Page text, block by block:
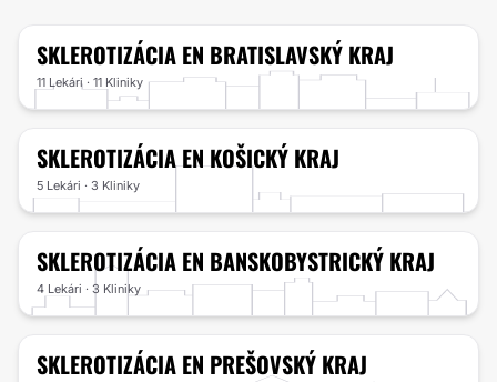
SKLEROTIZÁCIA EN BRATISLAVSKÝ KRAJ
11 Lekári · 11 Kliniky
SKLEROTIZÁCIAEN KOŠICKÝ KRAJ
5 Lekári · 3 Kliniky
SKLEROTIZÁCIA EN BANSKOBYSTRICKÝ KRAJ
4 Lekári · 3 Kliniky
SKLEROTIZÁCIA EN PREŠOVSKÝ KRAJ